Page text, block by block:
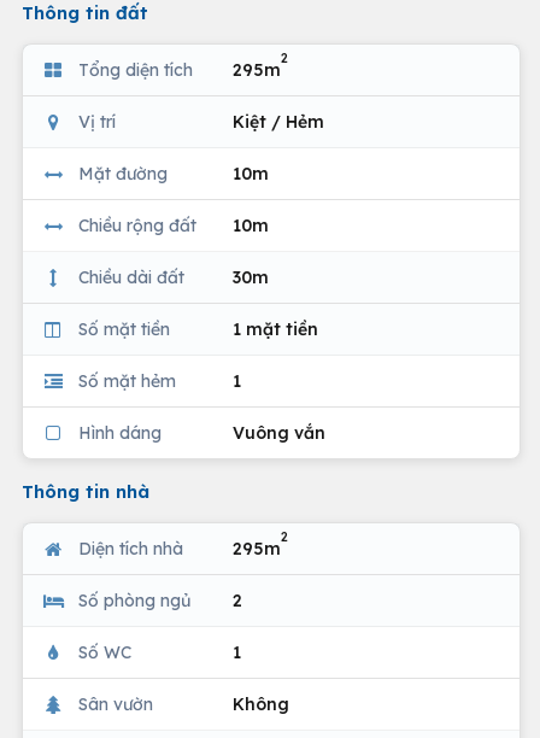
Thông tin đất
Tổng diện tích 295m
2
Vị trí Kiệt / Hẻm
Mặt đường 10m
Chiều rộng đất 10m
Chiều dài đất 30m
Số mặt tiền 1 mặt tiền
Số mặt hẻm 1
Hình dáng Vuông vắn
Thông tin nhà
Diện tích nhà 295m
2
Số phòng ngủ 2
Số WC 1
Sân vườn Không